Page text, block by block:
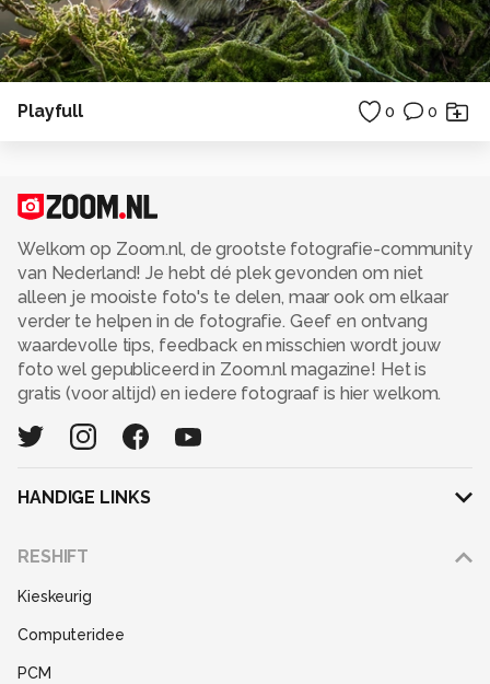
Playfull 0 0
Welkom op Zoom.nl, de grootste fotografie-community
van Nederland! Je hebt dé plek gevonden om niet
alleen je mooiste foto's te delen, maar ook om elkaar
verder te helpen in de fotografie. Geef en ontvang
waardevolle tips, feedback en misschien wordt jouw
foto wel gepubliceerd in Zoom.nl magazine! Het is
gratis (voor altijd) en iedere fotograaf is hier welkom.
HANDIGE LINKS
RESHIFT
Kieskeurig
Computeridee
PCM